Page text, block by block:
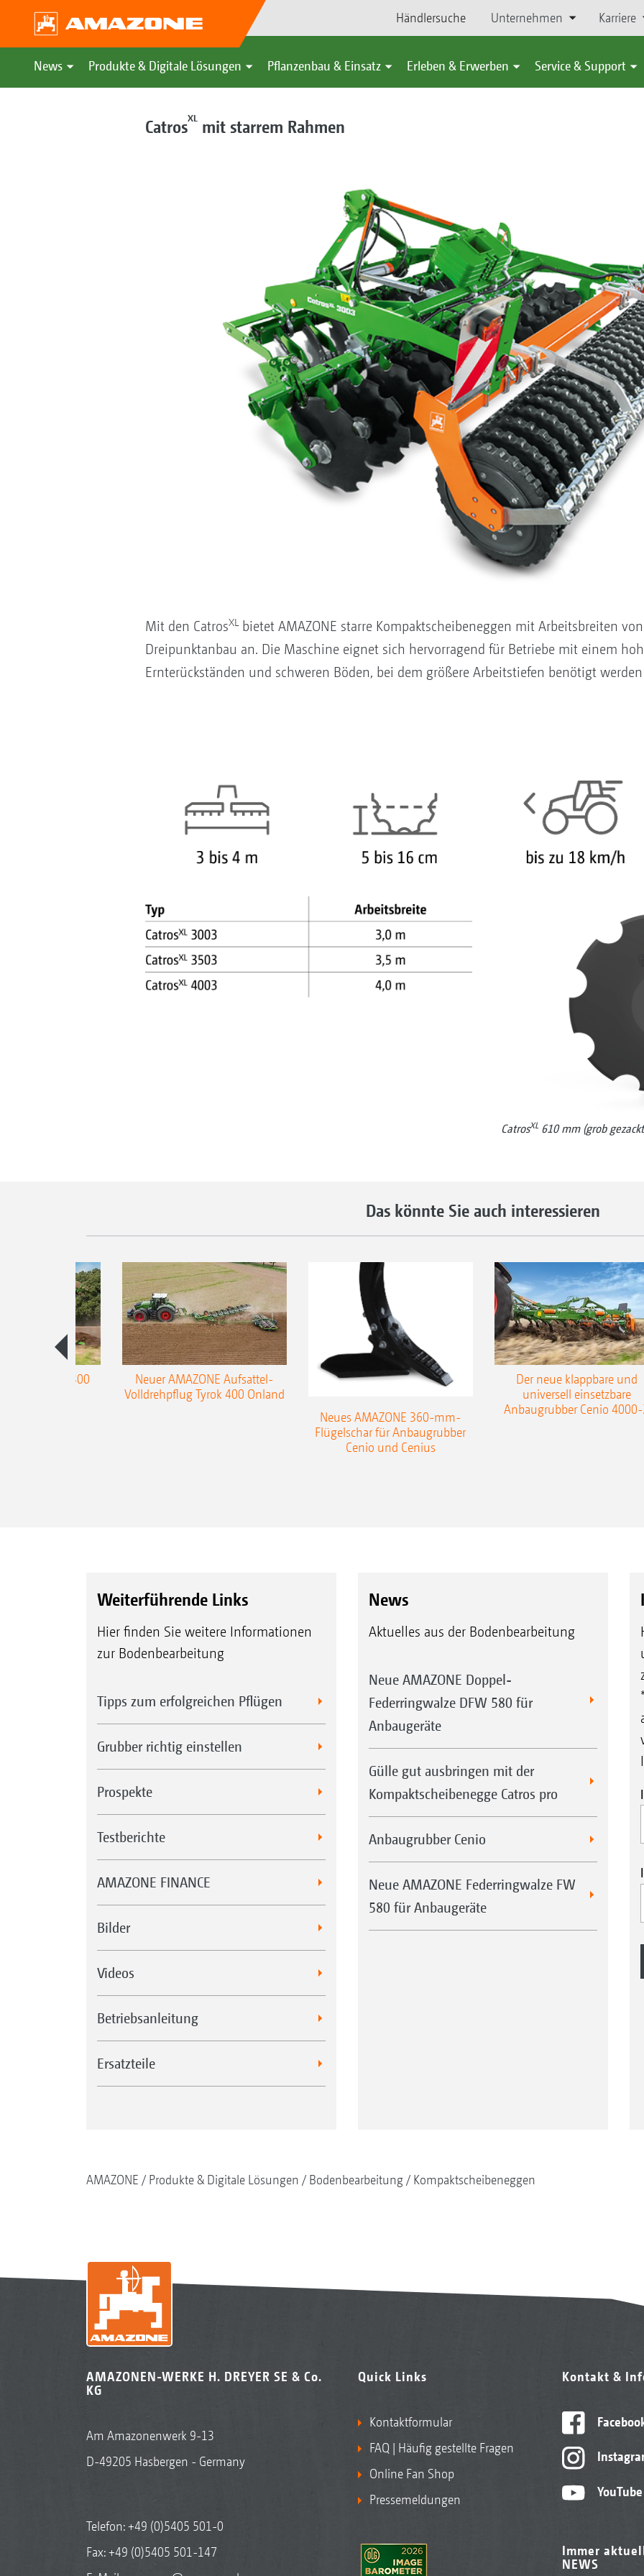
Händlersuche Unternehmen Karriere
News Produkte & Digitale Lösungen Pflanzenbau & Einsatz Erleben & Erwerben Service & Support
CatrosXLmit starrem Rahmen
Mit den CatrosXLbietet AMAZONE starre Kompaktscheibeneggen mit Arbeitsbreiten
Dreipunktanbau an. Die Maschine eignet sich hervorragend für Betriebe mit einem
Ernterückständen und schweren Böden, bei dem größere Arbeitstiefen benötigt
CatrosXL610 mm (grob
Das könnte Sie auch interessieren
Teres 300
Neuer AMAZONE Aufsattel-
Volldrehpflug Tyrok 400 Onland
Neues AMAZONE 360-mm-
Flügelschar für Anbaugrubber
Cenio und Cenius
Der neue klappbare und
universell einsetzbare
Anbaugrubber Cenio
Weiterführende Links
Hier finden Sie weitere Informationen
zur Bodenbearbeitung
Tipps zum erfolgreichen Pflügen
Grubber richtig einstellen
Prospekte
Testberichte
AMAZONE FINANCE
Bilder
Videos
Betriebsanleitung
Ersatzteile
News
Aktuelles aus der Bodenbearbeitung
Neue AMAZONE Doppel-
Federringwalze DFW 580 für
Anbaugeräte
Gülle gut ausbringen mit der
Kompaktscheibenegge Catros pro
Anbaugrubber Cenio
Neue AMAZONE Federringwalze FW
580 für Anbaugeräte
AMAZONE Produkte & Digitale Lösungen Bodenbearbeitung Kompaktscheibeneggen
AMAZONEN-WERKE H. DREYER SE & Co.
KG
Am Amazonenwerk 9-13
D-49205 Hasbergen - Germany
Telefon:+49 (0)5405 501-0
Fax: +49 (0)5405 501-147
Quick Links
Kontaktformular
FAQ | Häufig gestellte Fragen
Online Fan Shop
Pressemeldungen
Kontakt &
YouTube
Immer
NEWS